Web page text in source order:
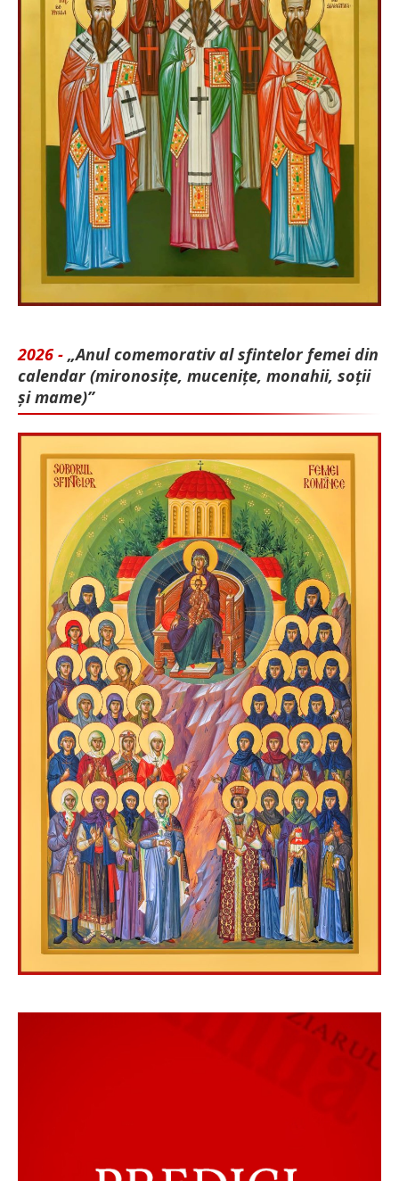
2026 - „Anul comemorativ al sfintelor femei din
calendar (mironosițe, mu­cenițe, monahii, soții
și mame)”